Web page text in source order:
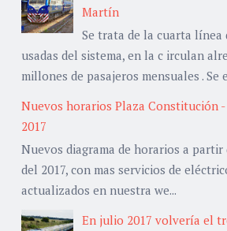
Martín
Se trata de la cuarta línea
usadas del sistema, en la c irculan
millones de pasajeros mensuales . Se
Nuevos horarios Plaza Constitución
2017
Nuevos diagrama de horarios a partir
del 2017, con mas servicios de
actualizados en nuestra we...
En julio 2017 volvería el